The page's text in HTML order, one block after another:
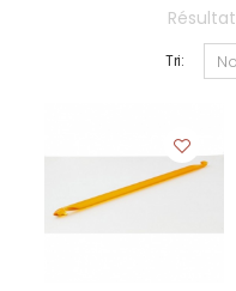
Résultat
Tri: